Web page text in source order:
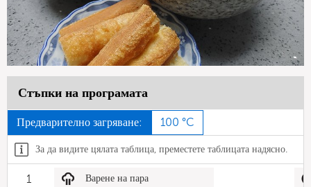
Стъпки на програмата
Предварително загряване: 100 °C
За да видите цялата таблица, преместете таблицата надясно.
1 Варене на пара